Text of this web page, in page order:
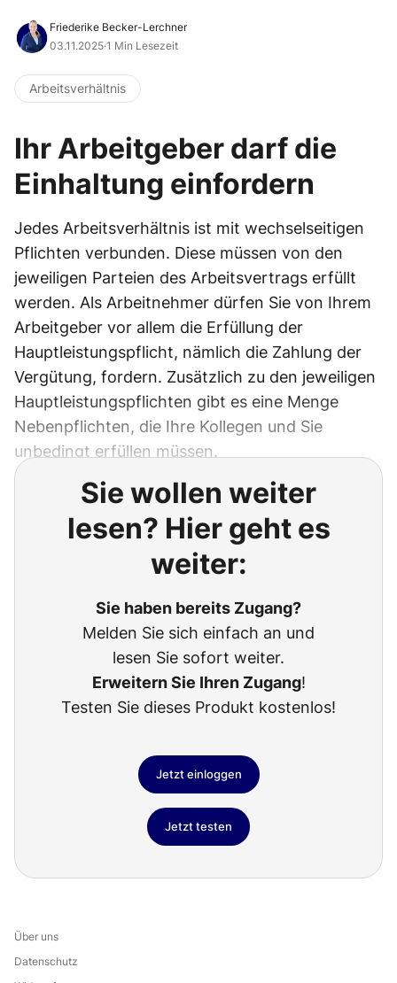
Friederike Becker-Lerchner
03.11.2025·1 Min Lesezeit
Arbeitsverhältnis
Ihr Arbeitgeber darf die
Einhaltung einfordern
Jedes Arbeitsverhältnis ist mit wechselseitigen
Pflichten verbunden. Diese müssen von den
jeweiligen Parteien des Arbeitsvertrags erfüllt
werden. Als Arbeitnehmer dürfen Sie von Ihrem
Arbeitgeber vor allem die Erfüllung der
Hauptleistungspflicht, nämlich die Zahlung der
Vergütung, fordern. Zusätzlich zu den jeweiligen
Hauptleistungspflichten gibt es eine Menge
Nebenpflichten, die Ihre Kollegen und Sie
unbedingt erfüllen müssen.
Sie wollen weiter
lesen? Hier geht es
weiter:
Sie haben bereits Zugang?
Melden Sie sich einfach an und
lesen Sie sofort weiter.
Erweitern Sie Ihren Zugang!
Testen Sie dieses Produkt kostenlos!
Jetzt einloggen
Jetzt testen
Über uns
Datenschutz